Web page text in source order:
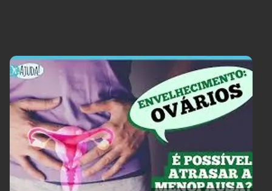
Agronegócios
Brasil
Brasil Mineral
Ciência &
Tecnologia
Cinema
Comportamento
Cultura
Economia
Educação
Infraestrutura
Internacional
Meio Ambiente
Podcast
Política
Saúde
Tempo